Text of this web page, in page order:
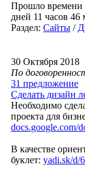
Прошло времени
дней 11 часов 46
Раздел: Сайты /
30 Октября 2018
По
31 предложение
Сделать дизайн
Необходимо
проекта для
docs.google.com/
В качестве
буклет: yadi.sk/d/